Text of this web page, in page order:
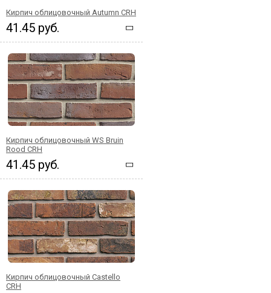
Кирпич облицовочный Autumn CRH
41.45 руб.
Кирпич облицовочный WS Bruin
Rood CRH
41.45 руб.
Кирпич облицовочный Castello
CRH